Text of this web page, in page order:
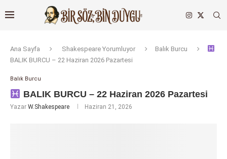
Ana Sayfa Shakespeare Yorumluyor
Balık Burcu
BALIK BURCU – 22 Haziran 2026 Pazartesi
Balık Burcu
BALIK BURCU – 22 Haziran 2026 Pazartesi
Yazar W.Shakespeare Haziran 21, 2026